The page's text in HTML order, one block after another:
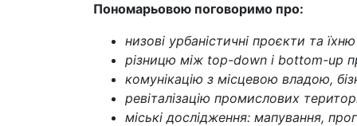
Пономарьовою поговоримо про:
низові урбаністичні проєкти та їхню
різницю між top-down і bottom-up
комунікацію з місцевою владою,
ревіталізацію промислових
міські дослідження: мапування,